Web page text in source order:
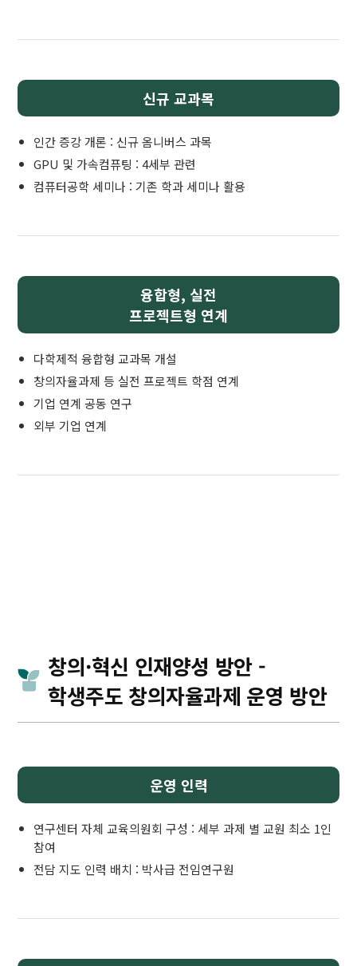
신규 교과목
인간 증강 개론 : 신규 옴니버스 과목
GPU 및 가속컴퓨팅 : 4세부 관련
컴퓨터공학 세미나 : 기존 학과 세미나 활용
융합형, 실전
프로젝트형 연계
다학제적 융합형 교과목 개설
창의자율과제 등 실전 프로젝트 학점 연계
기업 연계 공동 연구
외부 기업 연계
창의·혁신 인재양성 방안 -
학생주도 창의자율과제 운영 방안
운영 인력
연구센터 자체 교육의원회 구성 : 세부 과제 별 교원 최소 1인
참여
전담 지도 인력 배치 : 박사급 전임연구원